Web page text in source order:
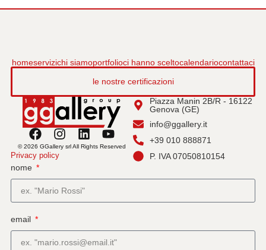
homeservizichi siamoportfolioci hanno sceltocalendariocontattaci
© 2026 GGallery srl All Rights Reserved
Privacy policy
Piazza Manin 2B/R - 16122
Genova (GE)
info@ggallery.it
+39 010 888871
P. IVA 07050810154
le nostre certificazioni
nome
email